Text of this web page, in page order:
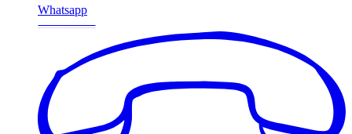
Whatsapp